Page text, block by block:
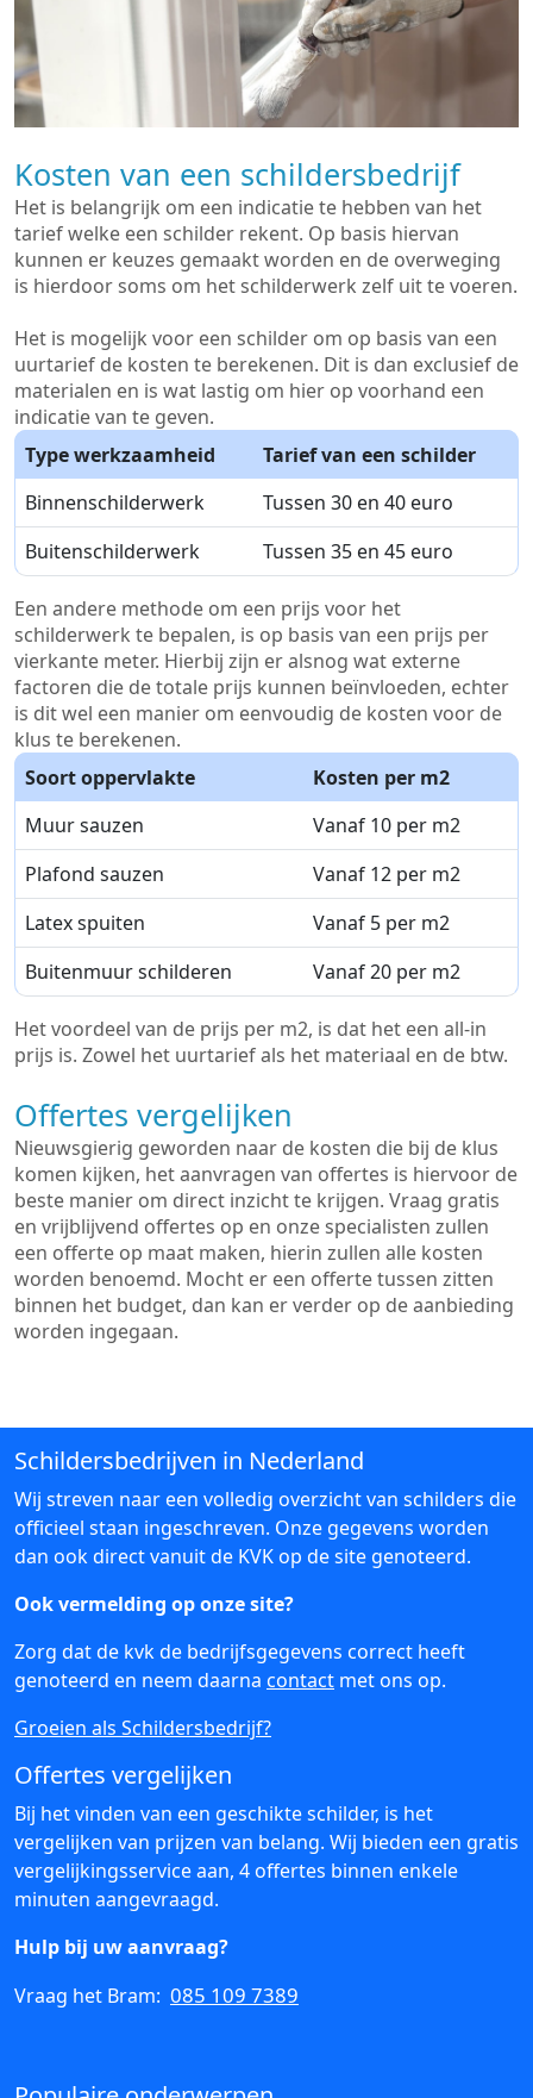
Kosten van een schildersbedrijf
Het is belangrijk om een indicatie te hebben van het
tarief welke een schilder rekent. Op basis hiervan
kunnen er keuzes gemaakt worden en de overweging
is hierdoor soms om het schilderwerk zelf uit te voeren.
Het is mogelijk voor een schilder om op basis van een
uurtarief de kosten te berekenen. Dit is dan exclusief de
materialen en is wat lastig om hier op voorhand een
indicatie van te geven.
Type werkzaamheid
Tarief van een schilder
Binnenschilderwerk
Tussen 30 en 40 euro
Buitenschilderwerk
Tussen 35 en 45 euro
Een andere methode om een prijs voor het
schilderwerk te bepalen, is op basis van een prijs per
vierkante meter. Hierbij zijn er alsnog wat externe
factoren die de totale prijs kunnen beïnvloeden, echter
is dit wel een manier om eenvoudig de kosten voor de
klus te berekenen.
Soort oppervlakte
Kosten per m2
Muur sauzen
Vanaf 10 per m2
Plafond sauzen
Vanaf 12 per m2
Latex spuiten
Vanaf 5 per m2
Buitenmuur schilderen
Vanaf 20 per m2
Het voordeel van de prijs per m2, is dat het een all-in
prijs is. Zowel het uurtarief als het materiaal en de btw.
Offertes vergelijken
Nieuwsgierig geworden naar de kosten die bij de klus
komen kijken, het aanvragen van offertes is hiervoor de
beste manier om direct inzicht te krijgen. Vraag gratis
en vrijblijvend offertes op en onze specialisten zullen
een offerte op maat maken, hierin zullen alle kosten
worden benoemd. Mocht er een offerte tussen zitten
binnen het budget, dan kan er verder op de aanbieding
worden ingegaan.
Schildersbedrijven in Nederland
Wij streven naar een volledig overzicht van schilders die
officieel staan ingeschreven. Onze gegevens worden
dan ook direct vanuit de KVK op de site genoteerd.
Ook vermelding op onze site?
Zorg dat de kvk de bedrijfsgegevens correct heeft
genoteerd en neem daarna contact met ons op.
Groeien als Schildersbedrijf?
Offertes vergelijken
Bij het vinden van een geschikte schilder, is het
vergelijken van prijzen van belang. Wij bieden een gratis
vergelijkingsservice aan, 4 offertes binnen enkele
minuten aangevraagd.
Hulp bij uw aanvraag?
Vraag het Bram: 085 109 7389